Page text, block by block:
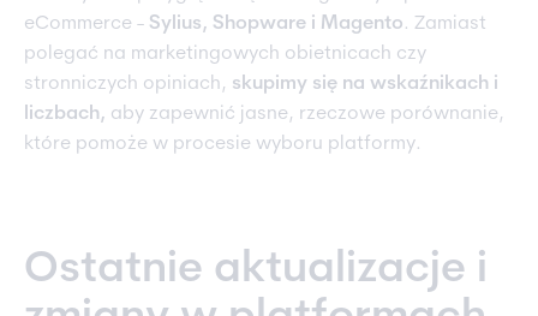
eCommerce - Sylius, Shopware i Magento. Zamiast
polegać na marketingowych obietnicach czy
stronniczych opiniach, skupimy się na wskaźnikach i
liczbach, aby zapewnić jasne, rzeczowe porównanie,
które pomoże w procesie wyboru platformy.
Ostatnie aktualizacje i